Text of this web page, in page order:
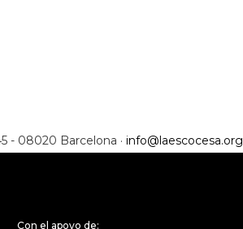
- 08020 Barcelona · info@laescocesa.org
Con el apoyo de: